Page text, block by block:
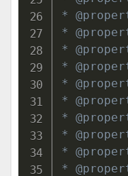
*
*
*
*
*
*
*
*
*
*